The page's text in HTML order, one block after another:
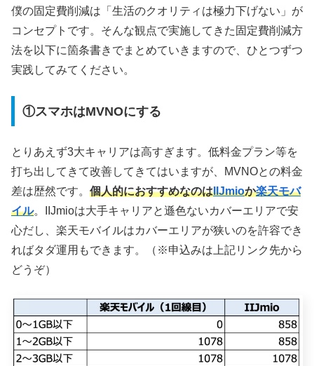
僕の固定費削減は「生活のクオリティは極力下げない」が
コンセプトです。そんな観点で実施してきた固定費削減方
法を以下に箇条書きでまとめていきますので、ひとつずつ
実践してみてください。
①スマホはMVNOにする
とりあえず3大キャリアは高すぎます。低料金プラン等を
打ち出してきて改善してきてはいますが、MVNOとの料金
差は歴然です。 個人的におすすめなのはIIJmioか楽天モバ
イル。IIJmioは大手キャリアと遜色ないカバーエリアで安
心だし、楽天モバイルはカバーエリアが狭いのを許容でき
ればタダ運用もできます。（※申込みは上記リンク先から
どうぞ）